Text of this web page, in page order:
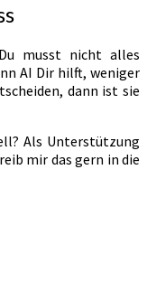
musst nicht alles
AI Dir hilft, weniger
dann ist sie
Als Unterstützung
mir das gern in die